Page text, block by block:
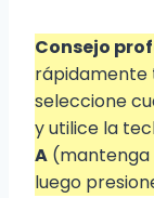
Consejo
rápidamente
seleccione
y utilice la
A (mantenga
luego